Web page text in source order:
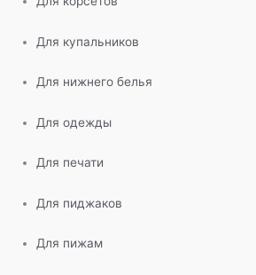
Для купальников
Для нижнего белья
Для одежды
Для печати
Для пиджаков
Для пижам